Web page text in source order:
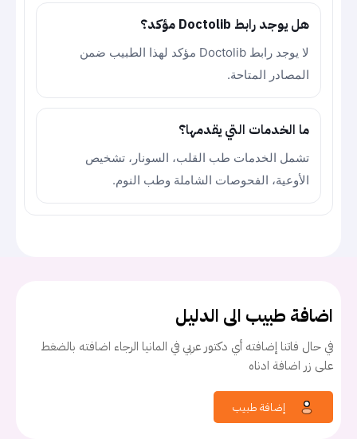
هل يوجد رابط Doctolib مؤكد؟
لا يوجد رابط Doctolib مؤكد لهذا الطبيب ضمن
المصادر المتاحة.
ما الخدمات التي يقدمها؟
تشمل الخدمات طب القلب، السونار، تشخيص
الأوعية، الفحوصات الشاملة وطب النوم.
اضافة طبيب الى الدليل
في حال فاتنا إضافته أي دكتور عربي في المانيا الرجاء اضافته بالضغط
على زر اضافة ادناه